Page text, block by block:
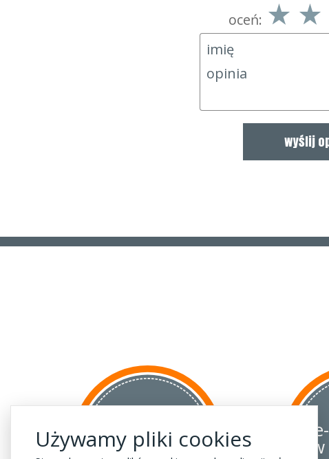
oceń:
do krajów UE
Używamy pliki cookies